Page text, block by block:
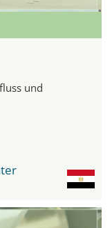
und